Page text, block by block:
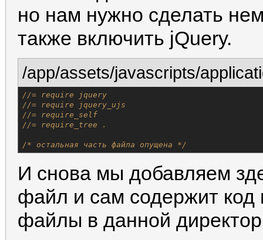
но нам нужно сделать
также включить jQuery.
/app/assets/javascripts/
//= require jquery
//= require jquery_ujs
//= require_self
//= require_tree .
/* остальная часть файла опущена */
И снова мы добавляем
файл и сам содержит
файлы в данной